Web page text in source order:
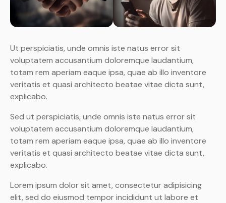
Ut perspiciatis, unde omnis iste natus error sit
voluptatem accusantium doloremque laudantium,
totam rem aperiam eaque ipsa, quae ab illo inventore
veritatis et quasi architecto beatae vitae dicta sunt,
explicabo.
Sed ut perspiciatis, unde omnis iste natus error sit
voluptatem accusantium doloremque laudantium,
totam rem aperiam eaque ipsa, quae ab illo inventore
veritatis et quasi architecto beatae vitae dicta sunt,
explicabo.
Lorem ipsum dolor sit amet, consectetur adipisicing
elit, sed do eiusmod tempor incididunt ut labore et